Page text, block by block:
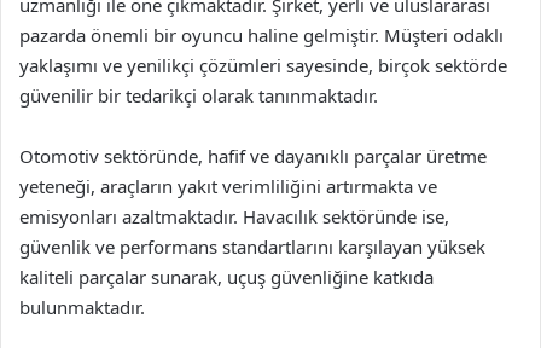
pazarda önemli bir oyuncu haline gelmiştir. Müşteri odaklı
yaklaşımı ve yenilikçi çözümleri sayesinde, birçok sektörde
güvenilir bir tedarikçi olarak tanınmaktadır.
Otomotiv sektöründe, hafif ve dayanıklı parçalar üretme
yeteneği, araçların yakıt verimliliğini artırmakta ve
emisyonları azaltmaktadır. Havacılık sektöründe ise,
güvenlik ve performans standartlarını karşılayan yüksek
kaliteli parçalar sunarak, uçuş güvenliğine katkıda
bulunmaktadır.